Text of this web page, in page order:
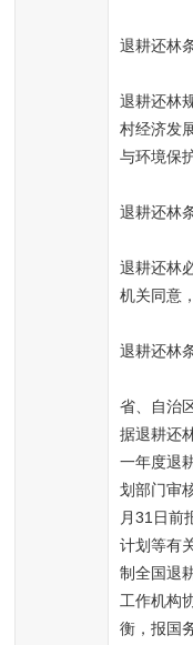
退耕还林
退耕还林
村经济发
与环境保
退耕还林
退耕还林
机关同意
退耕还林
省、自治
据退耕还
一年度退
划部门审
月31日前
计划等有
制全国退
工作机构
衡，报国